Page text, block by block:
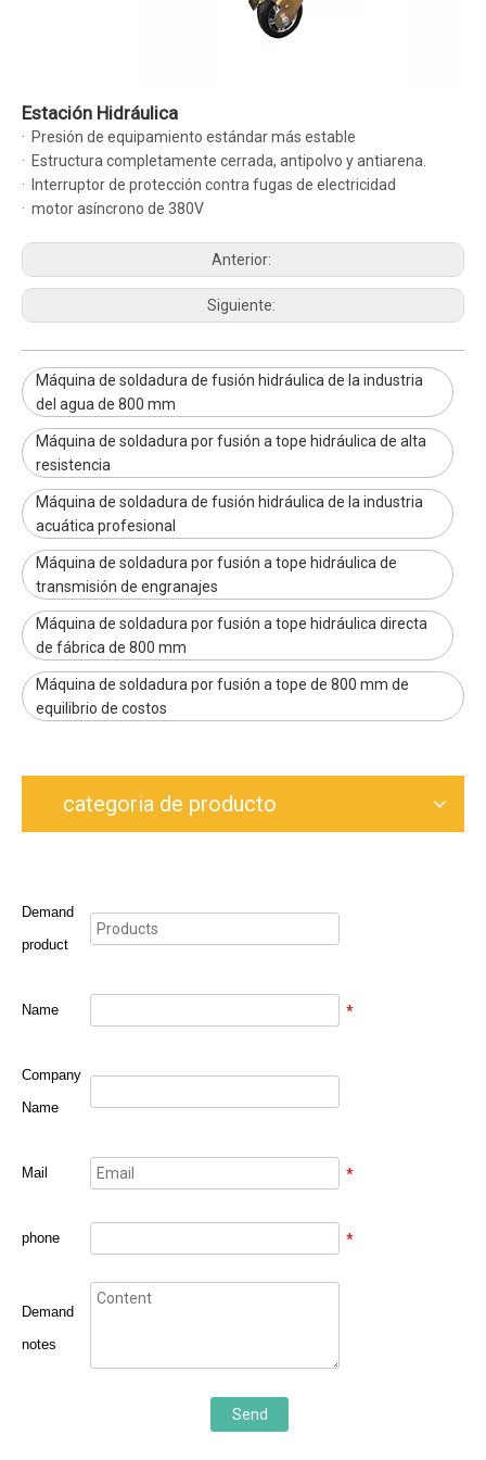
Estación Hidráulica
· Presión de equipamiento estándar más estable
· Estructura completamente cerrada, antipolvo y antiarena.
· Interruptor de protección contra fugas de electricidad
· motor asíncrono de 380V
Anterior:
Siguiente:
Máquina de soldadura de fusión hidráulica de la industria
del agua de 800 mm
Máquina de soldadura por fusión a tope hidráulica de alta
resistencia
Máquina de soldadura de fusión hidráulica de la industria
acuática profesional
Máquina de soldadura por fusión a tope hidráulica de
transmisión de engranajes
Máquina de soldadura por fusión a tope hidráulica directa
de fábrica de 800 mm
Máquina de soldadura por fusión a tope de 800 mm de
equilibrio de costos
categoria de producto
Demand
product
Name *
Company
Name
Mail *
phone *
Demand
notes
Send